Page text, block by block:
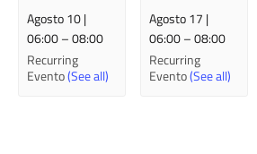
Agosto 10 |
06:00–08:00
Recurring
Evento(See all)
Agosto 17 |
06:00–08:00
Recurring
Evento(See all)